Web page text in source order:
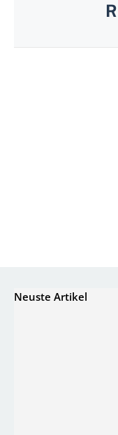
Neuste Artikel